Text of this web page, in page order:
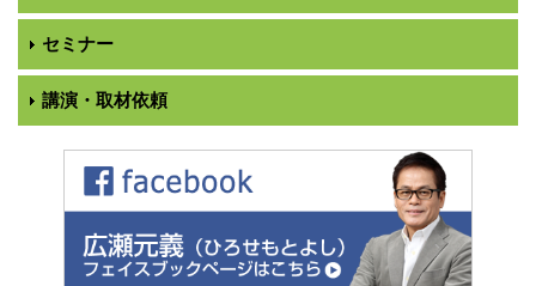
セミナー
講演・取材依頼